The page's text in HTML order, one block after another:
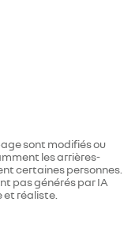
sont modifiés ou
les arrières-
certaines personnes.
pas générés par IA
réaliste.